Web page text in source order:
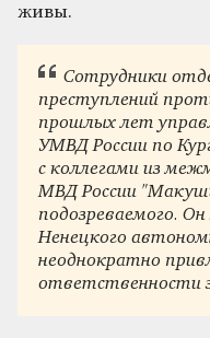
живы.
Сотрудники
преступлений
прошлых лет
УМВД России по
с коллегами из
МВД России
подозреваемого.
Ненецкого
неоднократно
ответственности